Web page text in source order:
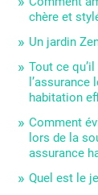
chère et
Un jardin
Tout ce
habitation
Comment
lors de la
assurance
Quel est le